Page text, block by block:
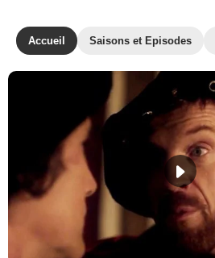
Accueil Saisons et Episodes